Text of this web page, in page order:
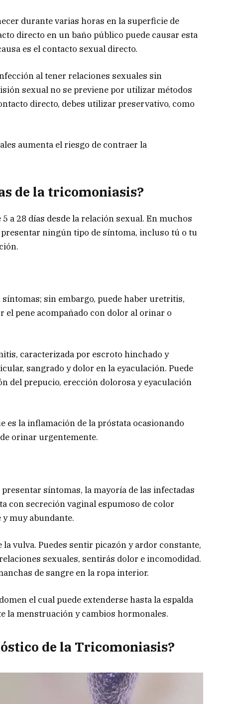
durante varias horas en la superficie de
directo en un baño público puede causar esta
es el contacto sexual directo.
al tener relaciones sexuales sin
sexual no se previene por utilizar métodos
directo, debes utilizar preservativo, como
aumenta el riesgo de contraer la
de la tricomoniasis?
a 28 días desde la relación sexual. En muchos
ningún tipo de síntoma, incluso tú o tu
sin embargo, puede haber uretritis,
pene acompañado con dolor al orinar o
caracterizada por escroto hinchado y
sangrado y dolor en la eyaculación. Puede
del prepucio, erección dolorosa y eyaculación
es la inflamación de la próstata ocasionando
orinar urgentemente.
síntomas, la mayoría de las infectadas
con secreción vaginal espumoso de color
muy abundante.
vulva. Puedes sentir picazón y ardor constante,
sexuales, sentirás dolor e incomodidad.
de sangre en la ropa interior.
el cual puede extenderse hasta la espalda
la menstruación y cambios hormonales.
de la Tricomoniasis?